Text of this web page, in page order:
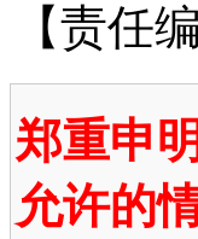
【责任
郑重申
允许的